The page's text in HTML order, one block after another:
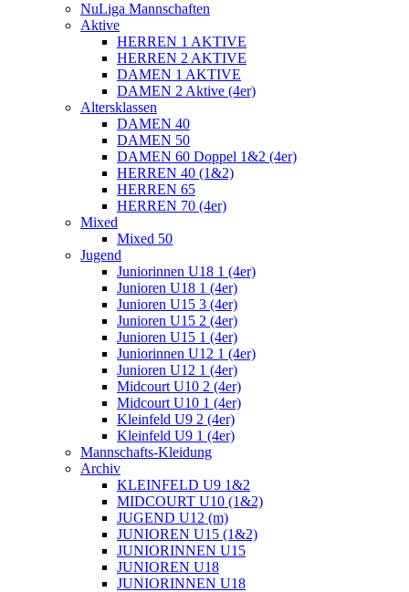
NuLiga Mannschaften
Aktive
HERREN 1 AKTIVE
HERREN 2 AKTIVE
DAMEN 1 AKTIVE
DAMEN 2 Aktive (4er)
Altersklassen
DAMEN 40
DAMEN 50
DAMEN 60 Doppel 1&2 (4er)
HERREN 40 (1&2)
HERREN 65
HERREN 70 (4er)
Mixed
Mixed 50
Jugend
Juniorinnen U18 1 (4er)
Junioren U18 1 (4er)
Junioren U15 3 (4er)
Junioren U15 2 (4er)
Junioren U15 1 (4er)
Juniorinnen U12 1 (4er)
Junioren U12 1 (4er)
Midcourt U10 2 (4er)
Midcourt U10 1 (4er)
Kleinfeld U9 2 (4er)
Kleinfeld U9 1 (4er)
Mannschafts-Kleidung
Archiv
KLEINFELD U9 1&2
MIDCOURT U10 (1&2)
JUGEND U12 (m)
JUNIOREN U15 (1&2)
JUNIORINNEN U15
JUNIOREN U18
JUNIORINNEN U18